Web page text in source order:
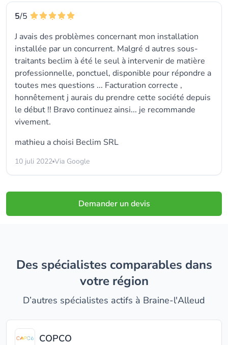
5/5
J avais des problèmes concernant mon installation
installée par un concurrent. Malgré d autres sous-
traitants beclim à été le seul à intervenir de matière
professionnelle, ponctuel, disponible pour répondre a
toutes mes questions ... Facturation correcte ,
honnêtement j aurais du prendre cette société depuis
le début !! Bravo continuez ainsi... je recommande
vivement.
mathieu a choisi Beclim SRL
10 juli 2022 Via Google
Demander un devis
Des spécialistes comparables dans
votre région
D’autres spécialistes actifs à Braine-l'Alleud
COPCO